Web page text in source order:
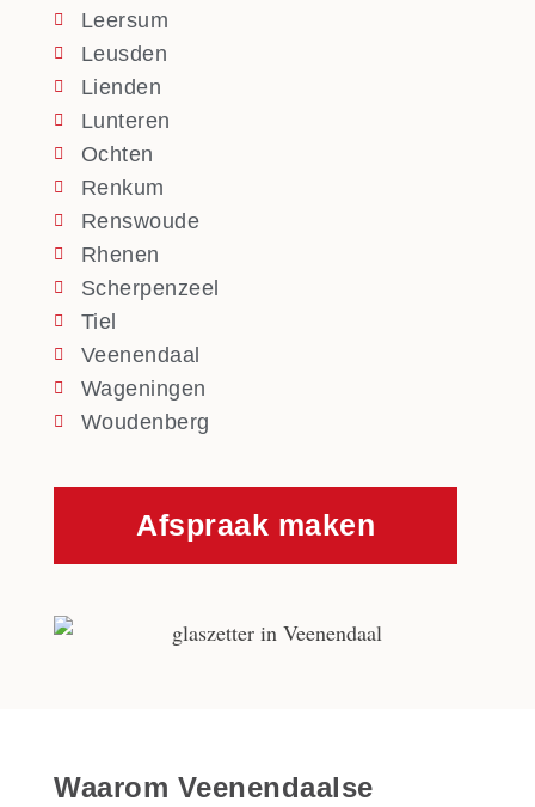
Leersum
Leusden
Lienden
Lunteren
Ochten
Renkum
Renswoude
Rhenen
Scherpenzeel
Tiel
Veenendaal
Wageningen
Woudenberg
Afspraak maken
Waarom Veenendaalse